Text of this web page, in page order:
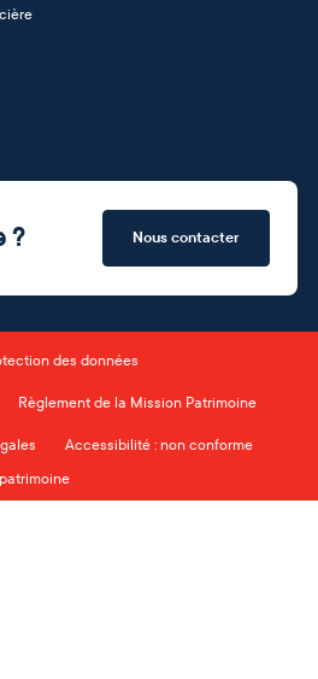
? Nous contacter
des données
Règlement de la Mission Patrimoine
Accessibilité : non conforme